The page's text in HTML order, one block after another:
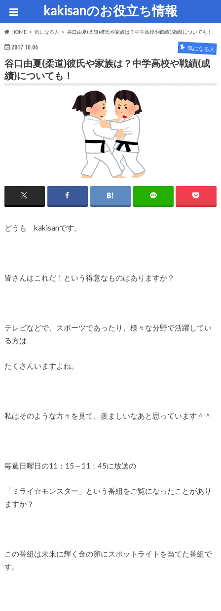
kakisanのお役立ち情報
HOME 気になる人 谷口由夏(柔道)彼氏や家族は？中学高校や戦績(成績)についても！
2017.10.06 気になる人
谷口由夏(柔道)彼氏や家族は？中学高校や戦績(成
績)についても！
どうも kakisanです。
皆さんはこれだ！という得意なものはありますか？
テレビなどで、スポーツであったり、様々な分野で活躍してい
る方は
たくさんいますよね。
私はそのような方々を見て、羨ましいなあと思っています＾＾
毎週日曜日の11：15～11：45に放送の
「ミライ☆モンスター」という番組をご覧になったことがあり
ますか？
この番組は未来に輝く金の卵にスポットライトを当てた番組で
す。